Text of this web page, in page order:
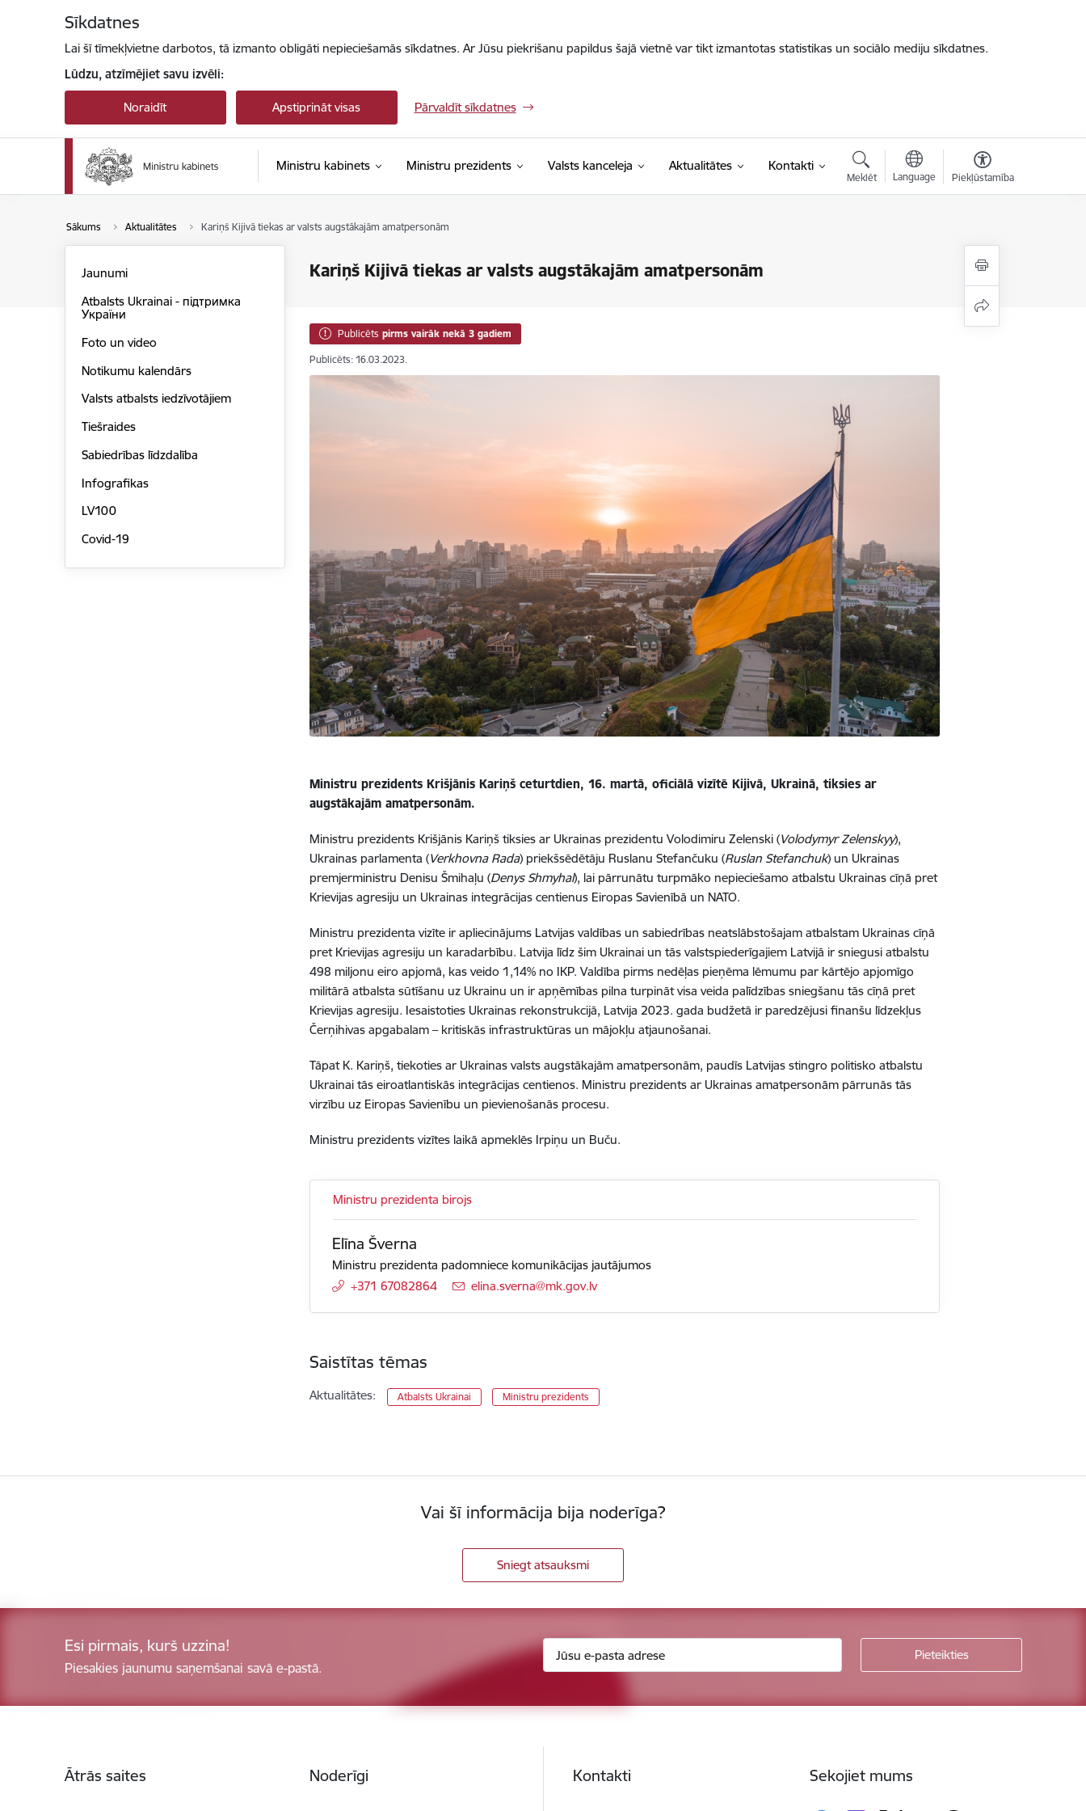
Sīkdatnes
Lai šī tīmekļvietne darbotos, tā izmanto obligāti nepieciešamās sīkdatnes. Ar Jūsu piekrišanu papildus šajā vietnē var tikt izmantotas statistikas un sociālo mediju sīkdatnes.
Lūdzu, atzīmējiet savu izvēli:
Noraidīt Apstiprināt visas Pārvaldīt sīkdatnes
Ministru kabinets Ministru prezidents Valsts kanceleja Aktualitātes Kontakti
Meklēt Language Piekļūstamība
Sākums Aktualitātes Kariņš Kijivā tiekas ar valsts augstākajām amatpersonām
Kariņš Kijivā tiekas ar valsts augstākajām amatpersonām
Jaunumi
Atbalsts Ukrainai - підтримка
України
Foto un video
Notikumu kalendārs
Valsts atbalsts iedzīvotājiem
Tiešraides
Sabiedrības līdzdalība
Infografikas
LV100
Covid-19
Publicēts pirms vairāk nekā 3 gadiem
Publicēts: 16.03.2023.
Ministru prezidents Krišjānis Kariņš ceturtdien, 16. martā, oficiālā vizītē Kijivā, Ukrainā, tiksies ar
augstākajām amatpersonām.
Ministru prezidents Krišjānis Kariņš tiksies ar Ukrainas prezidentu Volodimiru Zelenski (Volodymyr Zelenskyy),
Ukrainas parlamenta (Verkhovna Rada) priekšsēdētāju Ruslanu Stefančuku (Ruslan Stefanchuk) un Ukrainas
premjerministru Denisu Šmihaļu (Denys Shmyhal), lai pārrunātu turpmāko nepieciešamo atbalstu Ukrainas cīņā pret
Krievijas agresiju un Ukrainas integrācijas centienus Eiropas Savienībā un NATO.
Ministru prezidenta vizīte ir apliecinājums Latvijas valdības un sabiedrības neatslābstošajam atbalstam Ukrainas cīņā
pret Krievijas agresiju un karadarbību. Latvija līdz šim Ukrainai un tās valstspiederīgajiem Latvijā ir sniegusi atbalstu
498 miljonu eiro apjomā, kas veido 1,14% no IKP. Valdība pirms nedēļas pieņēma lēmumu par kārtējo apjomīgo
militārā atbalsta sūtīšanu uz Ukrainu un ir apņēmības pilna turpināt visa veida palīdzības sniegšanu tās cīņā pret
Krievijas agresiju. Iesaistoties Ukrainas rekonstrukcijā, Latvija 2023. gada budžetā ir paredzējusi finanšu līdzekļus
Čerņihivas apgabalam – kritiskās infrastruktūras un mājokļu atjaunošanai.
Tāpat K. Kariņš, tiekoties ar Ukrainas valsts augstākajām amatpersonām, paudīs Latvijas stingro politisko atbalstu
Ukrainai tās eiroatlantiskās integrācijas centienos. Ministru prezidents ar Ukrainas amatpersonām pārrunās tās
virzību uz Eiropas Savienību un pievienošanās procesu.
Ministru prezidents vizītes laikā apmeklēs Irpiņu un Buču.
Ministru prezidenta birojs
Elīna Šverna
Ministru prezidenta padomniece komunikācijas jautājumos
+371 67082864
E-pasts:
elina.sverna@mk.gov.lv
Saistītas tēmas
Aktualitātes: Atbalsts Ukrainai Ministru prezidents
Vai šī informācija bija noderīga?
Sniegt atsauksmi
Esi pirmais, kurš uzzina!
Piesakies jaunumu saņemšanai savā e-pastā.
Ātrās saites Noderīgi Kontakti Sekojiet mums